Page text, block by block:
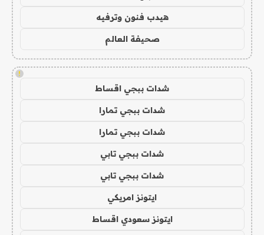
هيدب فنون وترفيه
صحيفة العالم
!
شدات ببجي اقساط
شدات ببجي تمارا
شدات ببجي تمارا
شدات ببجي تابي
شدات ببجي تابي
ايتونز امريكي
ايتونز سعودي اقساط